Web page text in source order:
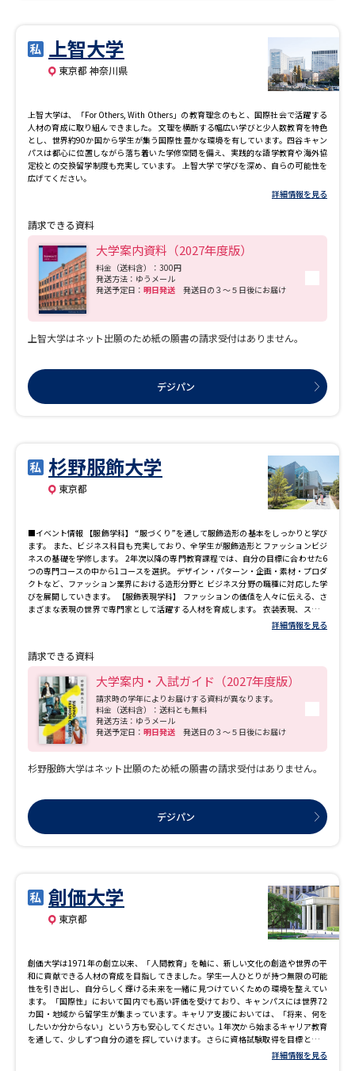
上智大学
東京都 神奈川県
上智大学は、「For Others, With Others」の教育理念のもと、国際社会で活躍する
人材の育成に取り組んできました。 文理を横断する幅広い学びと少人数教育を特色
とし、世界約90か国から学生が集う国際性豊かな環境を有しています。四谷キャン
パスは都心に位置しながら落ち着いた学修空間を備え、実践的な語学教育や海外協
定校との交換留学制度も充実しています。 上智大学で学びを深め、自らの可能性を
広げてください。
詳細情報を見る
請求できる資料
大学案内資料（2027年度版）
料金（送料含）：300円
発送方法：ゆうメール
発送予定日： 明日発送 発送日の３～５日後にお届け
上智大学はネット出願のため紙の願書の請求受付はありません。
デジパン
杉野服飾大学
東京都
■イベント情報 【服飾学科】 “服づくり”を通して服飾造形の基本をしっかりと学び
ます。 また、ビジネス科目も充実しており、全学生が服飾造形とファッションビジ
ネスの基礎を学修します。 2年次以降の専門教育課程では、自分の目標に合わせた6
つの専門コースの中から1コースを選択。 デザイン・パターン・企画・素材・プロダ
クトなど、ファッション業界における造形分野と ビジネス分野の職種に対応した学
びを展開していきます。 【服飾表現学科】 ファッションの価値を人々に伝える、さ
まざまな表現の世界で専門家として活躍する人材を育成します。 衣装表現、スタイ
リング、VMD（ビジュアルマーチャンダイジング）、 メディア表現の４つの専攻に
（持続可能）であることが最優先課題のひとつとされる現代社会。 服飾文化学科
は、日本と世界の服飾について過去から未来への広い視野をもって学び、創造性豊
かなファッションの持続的発展に貢献できる力を身につけることを目指します。 教
室で理論を学ぶとともに、衣服製作実習やものづくりの現場の見学・体験など実践
的なカリキュラムにより、未来のファッションを創造する力を培います。 オープン
キャンパスでは、本学の学びを体験できるような模擬授業や実習授業など開催しま
す。 また、授業で使用している教室を見学できるキャンパスツアーも充実！ さら
に、先生や学生に個々になんでも相談できるブースも多数設置しています。 「造
催日時等の詳細は本学HPでご確認ください。
詳細情報を見る
請求できる資料
大学案内・入試ガイド（2027年度版）
請求時の学年によりお届けする資料が異なります。
料金（送料含）：送料とも無料
発送方法：ゆうメール
発送予定日： 明日発送 発送日の３～５日後にお届け
杉野服飾大学はネット出願のため紙の願書の請求受付はありません。
デジパン
創価大学
東京都
創価大学は1971年の創立以来、「人間教育」を軸に、新しい文化の創造や世界の平
和に貢献できる人材の育成を目指してきました。学生一人ひとりが持つ無限の可能
性を引き出し、自分らしく輝ける未来を一緒に見つけていくための環境を整えてい
ます。「国際性」において国内でも高い評価を受けており、キャンパスには世界72
カ国・地域から留学生が集まっています。キャリア支援においては、「将来、何を
したいか分からない」という方も安心してください。1年次から始まるキャリア教育
を通して、少しずつ自分の道を探していけます。さらに資格試験取得を目標とする
学生のために、それぞれの分野に特化したサポート機関を設置しています。経済的
なサポートだけでなく、入試成績に応じたものや留学支援など、一人ひとりの状況
詳細情報を見る